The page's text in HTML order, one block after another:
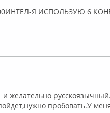
Я ИСПОЛЬЗУЮ 6
желательно
пробовать.У